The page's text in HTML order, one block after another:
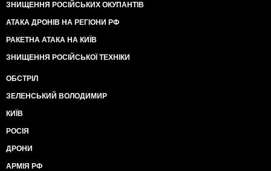
ЗНИЩЕННЯ РОСІЙСЬКИХ ОКУПАНТІВ
АТАКА ДРОНІВ НА РЕГІОНИ РФ
РАКЕТНА АТАКА НА КИЇВ
ЗНИЩЕННЯ РОСІЙСЬКОЇ ТЕХНІКИ
ОБСТРІЛ
ЗЕЛЕНСЬКИЙ ВОЛОДИМИР
КИЇВ
РОСІЯ
ДРОНИ
АРМІЯ РФ